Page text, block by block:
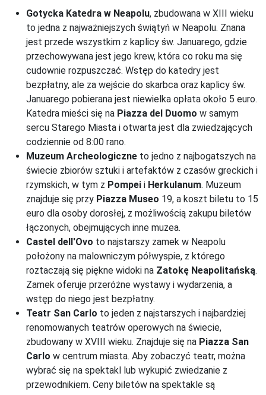
Gotycka Katedra w Neapolu, zbudowana w XIII wieku
to jedna z najważniejszych świątyń w Neapolu. Znana
jest przede wszystkim z kaplicy św. Januarego, gdzie
przechowywana jest jego krew, która co roku ma się
cudownie rozpuszczać. Wstęp do katedry jest
bezpłatny, ale za wejście do skarbca oraz kaplicy św.
Januarego pobierana jest niewielka opłata około 5 euro.
Katedra mieści się na Piazza del Duomo w samym
sercu Starego Miasta i otwarta jest dla zwiedzających
codziennie od 8:00 rano.
Muzeum Archeologiczne to jedno z najbogatszych na
świecie zbiorów sztuki i artefaktów z czasów greckich i
rzymskich, w tym z Pompei i Herkulanum. Muzeum
znajduje się przy Piazza Museo 19, a koszt biletu to 15
euro dla osoby dorosłej, z możliwością zakupu biletów
łączonych, obejmujących inne muzea.
Castel dell'Ovo to najstarszy zamek w Neapolu
położony na malowniczym półwyspie, z którego
roztaczają się piękne widoki na Zatokę Neapolitańską.
Zamek oferuje przeróżne wystawy i wydarzenia, a
wstęp do niego jest bezpłatny.
Teatr San Carlo to jeden z najstarszych i najbardziej
renomowanych teatrów operowych na świecie,
zbudowany w XVIII wieku. Znajduje się na Piazza San
Carlo w centrum miasta. Aby zobaczyć teatr, można
wybrać się na spektakl lub wykupić zwiedzanie z
przewodnikiem. Ceny biletów na spektakle są